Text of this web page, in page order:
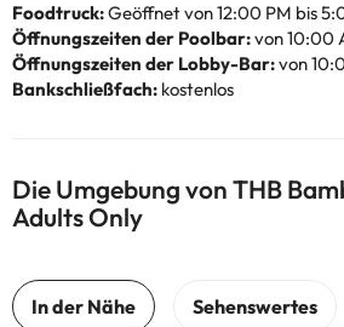
Foodtruck:Geöffnet von 12:00 PM bis
Öffnungszeiten der Poolbar:von 10:00
Öffnungszeiten der Lobby-Bar:von
Bankschließfach: kostenlos
Die Umgebung von THB
Adults Only